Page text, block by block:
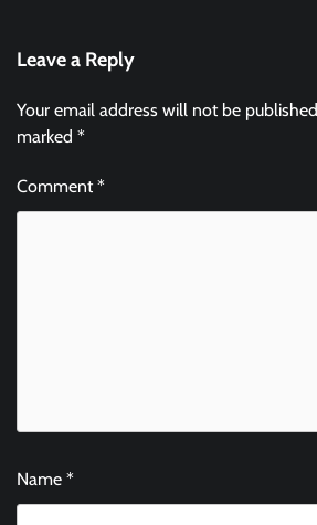
Leave a Reply
Your email address will not be
marked *
Comment*
Name *